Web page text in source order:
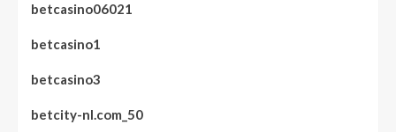
betcasino06021
betcasino1
betcasino3
betcity-nl.com_50